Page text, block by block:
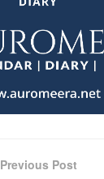
Previous Post